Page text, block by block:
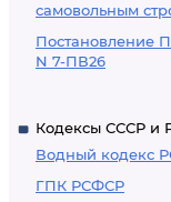
самовольным
Постановление
N 7-ПВ26
Кодексы СССР и
Водный кодекс
ГПК РСФСР